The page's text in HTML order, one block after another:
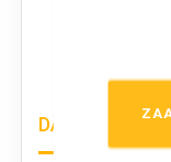
wewnątrz
DANE